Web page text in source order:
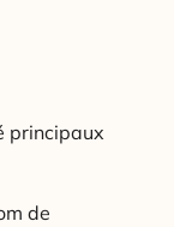
principaux
de